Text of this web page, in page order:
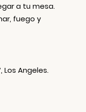
a tu mesa.
fuego y
Los Angeles.